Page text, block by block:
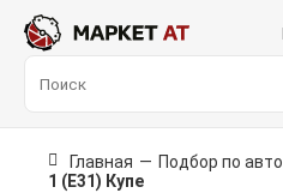
Главная — Подбор по авто
1 (E31) Купе